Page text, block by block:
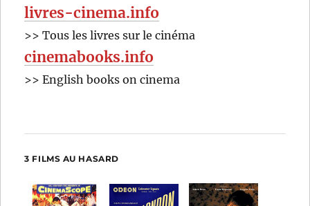
livres-cinema.info
>> Tous les livres sur le cinéma
cinemabooks.info
>> English books on cinema
3 FILMS AU HASARD